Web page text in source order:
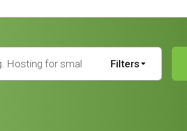
Filters